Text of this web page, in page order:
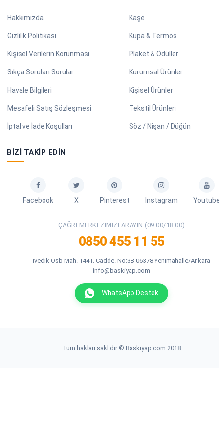
Hakkımızda
Gizlilik Politikası
Kişisel Verilerin Korunması
Sıkça Sorulan Sorular
Havale Bilgileri
Mesafeli Satış Sözleşmesi
İptal ve İade Koşulları
Kaşe
Kupa & Termos
Plaket & Ödüller
Kurumsal Ürünler
Kişisel Ürünler
Tekstil Ürünleri
Söz / Nişan / Düğün
BIZI TAKIP EDIN
Facebook X Pinterest Instagram
ÇAĞRI MERKEZIMIZI ARAYIN (09:00/18:00)
0850 455 11 55
İvedik Osb Mah. 1441. Cadde. No:3B 06378 Yenimahalle/Ankara
info@baskiyap.com
WhatsApp Destek
Tüm hakları saklıdır © Baskiyap.com 2018